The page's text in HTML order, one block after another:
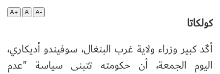
A+
A A-
كولكاتا
أكّد كبير وزراء ولاية غرب البنغال، سوفيندو أديكاري،
اليوم الجمعة، أن حكومته تتبنى سياسة "عدم